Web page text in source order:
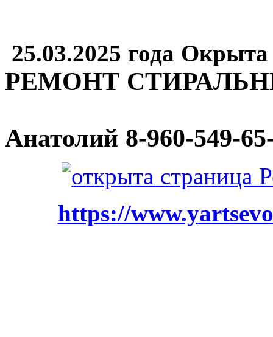
25.03.2025 года
РЕМОНТ
Анатолий 8-960-549-
https://